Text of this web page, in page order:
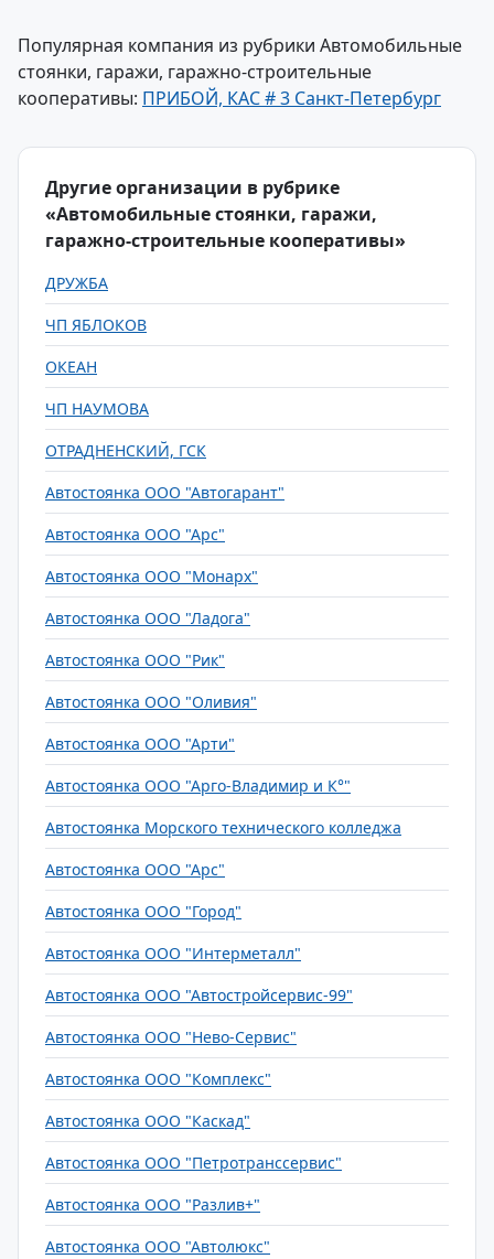
Популярная компания из рубрики Автомобильные
стоянки, гаражи, гаражно-строительные
кооперативы: ПРИБОЙ, КАС # 3 Санкт-Петербург
Другие организации в рубрике
«Автомобильные стоянки, гаражи,
гаражно-строительные кооперативы»
ДРУЖБА
ЧП ЯБЛОКОВ
ОКЕАН
ЧП НАУМОВА
ОТРАДНЕНСКИЙ, ГСК
Автостоянка ООО "Автогарант"
Автостоянка ООО "Арс"
Автостоянка ООО "Монарх"
Автостоянка ООО "Ладога"
Автостоянка ООО "Рик"
Автостоянка ООО "Оливия"
Автостоянка ООО "Арти"
Автостоянка ООО "Арго-Владимир и К°"
Автостоянка Морского технического колледжа
Автостоянка ООО "Арс"
Автостоянка ООО "Город"
Автостоянка ООО "Интерметалл"
Автостоянка ООО "Автостройсервис-99"
Автостоянка ООО "Нево-Сервис"
Автостоянка ООО "Комплекс"
Автостоянка ООО "Каскад"
Автостоянка ООО "Петротранссервис"
Автостоянка ООО "Разлив+"
Автостоянка ООО "Автолюкс"